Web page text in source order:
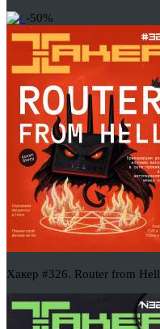
-50%
Хакер #326. Router from Hell